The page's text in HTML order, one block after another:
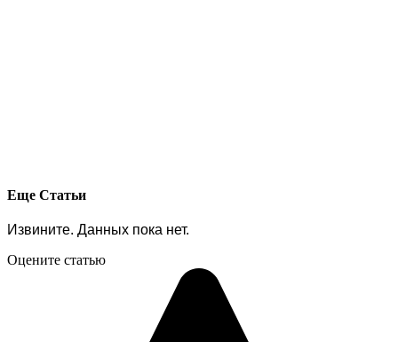
Еще Статьи
Извините. Данных пока нет.
Оцените статью